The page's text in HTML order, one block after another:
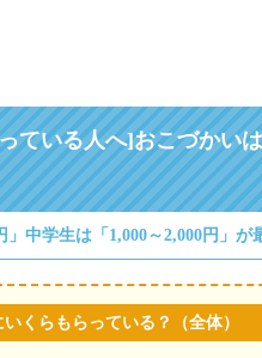
ている人へ]おこづかい
」中学生は「1,000～2,000円」が
くらもらっている？ （全体）